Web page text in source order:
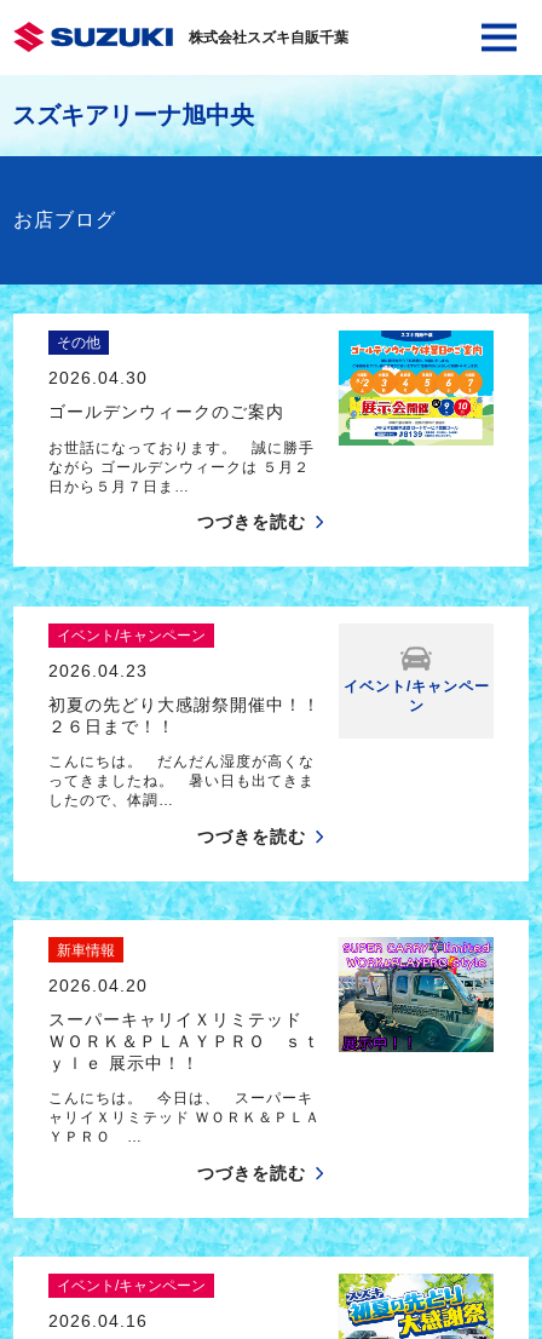
株式会社スズキ自販千葉
スズキアリーナ旭中央
お店ブログ
その他
2026.04.30
ゴールデンウィークのご案内
お世話になっております。 誠に勝手
ながら ゴールデンウィークは ５月２
日から５月７日ま…
つづきを読む
イベント/キャンペーン
2026.04.23
初夏の先どり大感謝祭開催中！！
２６日まで！！
こんにちは。 だんだん湿度が高くな
ってきましたね。 暑い日も出てきま
したので、体調…
つづきを読む
イベント/キャンペー
ン
新車情報
2026.04.20
スーパーキャリイＸリミテッド
ＷＯＲＫ＆ＰＬＡＹＰＲＯ ｓｔ
ｙｌｅ 展示中！！
こんにちは。 今日は、 スーパーキ
ャリイＸリミテッド ＷＯＲＫ＆ＰＬＡ
ＹＰＲＯ …
つづきを読む
イベント/キャンペーン
2026.04.16